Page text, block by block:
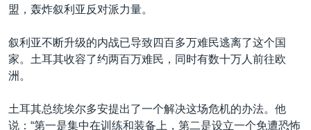
盟，轰炸叙利亚反对派力量。
叙利亚不断升级的内战已导致四百多万难民逃离了这个国
家。土耳其收容了约两百万难民，同时有数十万人前往欧
洲。
土耳其总统埃尔多安提出了一个解决这场危机的办法。他
说：“第一是集中在训练和装备上，第二是设立一个免遭恐怖